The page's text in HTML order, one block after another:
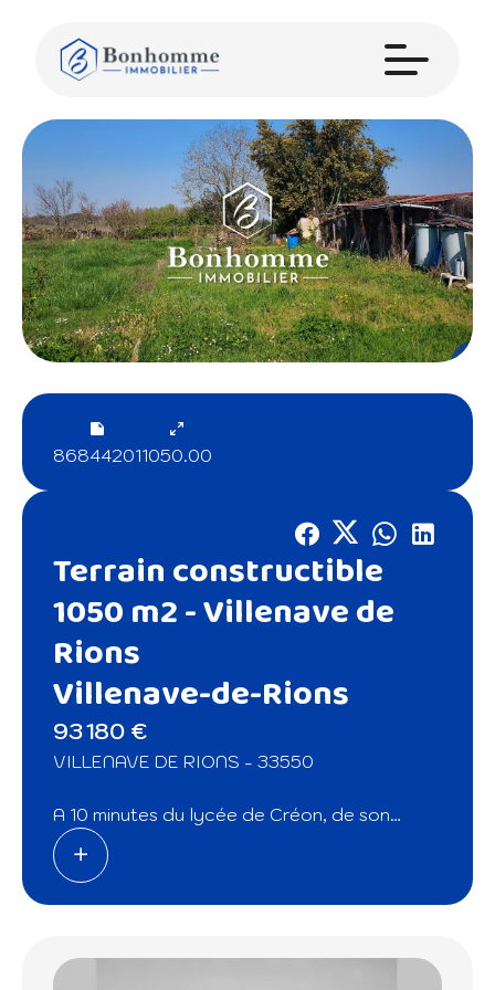
868442011050.00
Terrain constructible
1050 m2 - Villenave de
Rions
Villenave-de-Rions
93 180 €
VILLENAVE DE RIONS - 33550
A 10 minutes du lycée de Créon, de son
centre-ville et de ses commodités.
Venez découvrir ce terrain plat
Rions / 10 minutes des commodités de